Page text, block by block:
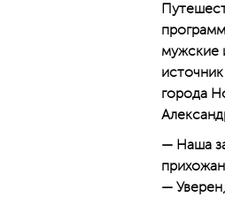
мужские
города
— Наша
—